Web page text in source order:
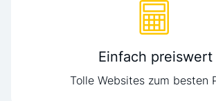
Einfach preiswert
Tolle Websites zum besten